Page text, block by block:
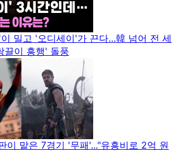
밀고 '오디세이'가 끈다…韓 넘어 전 세
끌이 흥행' 돌풍
이 맡은 7경기 '무패'..."유흥비로 2억 원